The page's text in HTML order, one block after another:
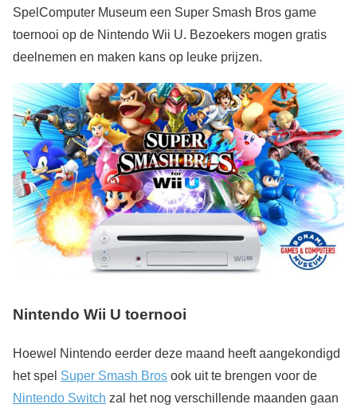
SpelComputer Museum een Super Smash Bros game
toernooi op de Nintendo Wii U. Bezoekers mogen gratis
deelnemen en maken kans op leuke prijzen.
Nintendo Wii U toernooi
Hoewel Nintendo eerder deze maand heeft aangekondigd
het spel Super Smash Bros ook uit te brengen voor de
Nintendo Switch zal het nog verschillende maanden gaan